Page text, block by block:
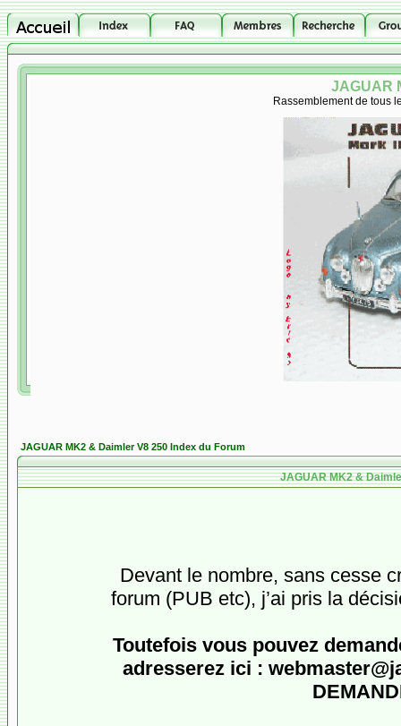
JAGUAR
Rassemblement de tous
JAGUAR MK2 & Daimler V8 250 Index du Forum
JAGUAR MK2 &
Devant le nombre, sans cesse
forum (PUB etc), j’ai pris la
Toutefois vous pouvez
adresserez ici :